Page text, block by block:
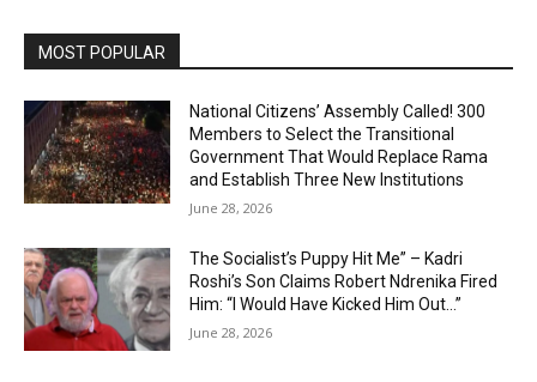
MOST POPULAR
National Citizens’ Assembly Called! 300
Members to Select the Transitional
Government That Would Replace Rama
and Establish Three New Institutions
June 28, 2026
The Socialist’s Puppy Hit Me” – Kadri
Roshi’s Son Claims Robert Ndrenika Fired
Him: “I Would Have Kicked Him Out…”
June 28, 2026